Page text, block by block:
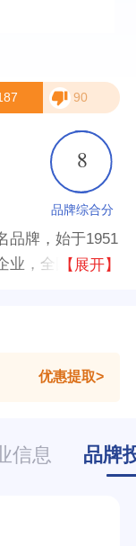
90
8
品牌综合分
品牌，始于1951
，全国家电下
【展开】
优惠提取
信息 品牌